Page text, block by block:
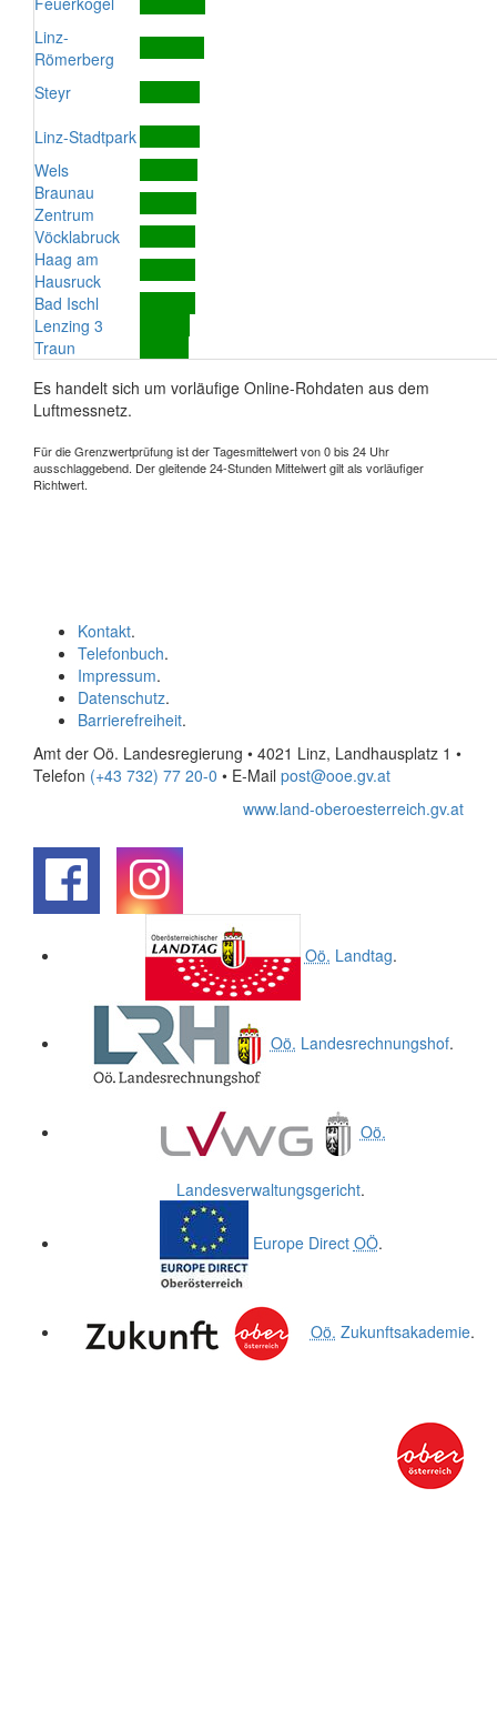
Linz-
Römerberg
Steyr
Linz-Stadtpark
Wels
Braunau
Zentrum
Vöcklabruck
Haag am
Hausruck
Bad Ischl
Lenzing 3
Traun
Es handelt sich um vorläufige Online-Rohdaten aus dem
Luftmessnetz.
Für die Grenzwertprüfung ist der Tagesmittelwert von 0 bis 24 Uhr
ausschlaggebend. Der gleitende 24-Stunden Mittelwert gilt als vorläufiger
Richtwert.
Kontakt.
Telefonbuch.
Impressum.
Datenschutz.
Barrierefreiheit.
Amt der Oö. Landesregierung • 4021 Linz, Landhausplatz 1 •
Telefon (+43 732) 77 20-0 • E-Mail post@ooe.gv.at
www.land-oberoesterreich.gv.at
Oö. Landtag.
Oö. Landesrechnungshof.
Oö.
Landesverwaltungsgericht.
Europe Direct OÖ.
Oö. Zukunftsakademie.